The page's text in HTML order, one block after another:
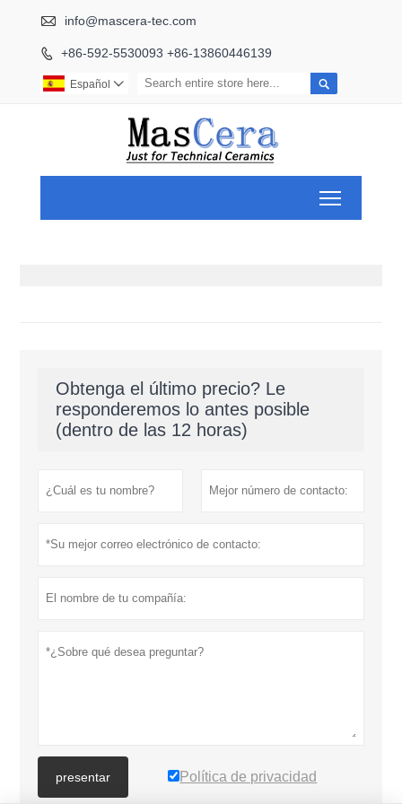
 info@mascera-tec.com
 +86-592-5530093 +86-13860446139

Español 
Obtenga el último precio? Le
responderemos lo antes posible
(dentro de las 12 horas)
presentar Política de privacidad